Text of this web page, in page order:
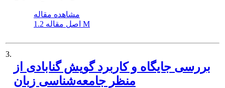
مشاهده مقاله
اصل مقاله 1.2 M
3.
بررسی جایگاه و کاربرد گویش گنابادی از
منظر جامعه‌شناسی زبان